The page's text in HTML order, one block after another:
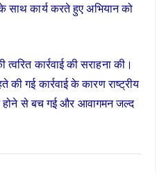
साथ कार्य करते हुए अभियान को
कार्रवाई की सराहना की।
गई कार्रवाई के कारण राष्ट्रीय
होने से बच गई और आवागमन जल्द